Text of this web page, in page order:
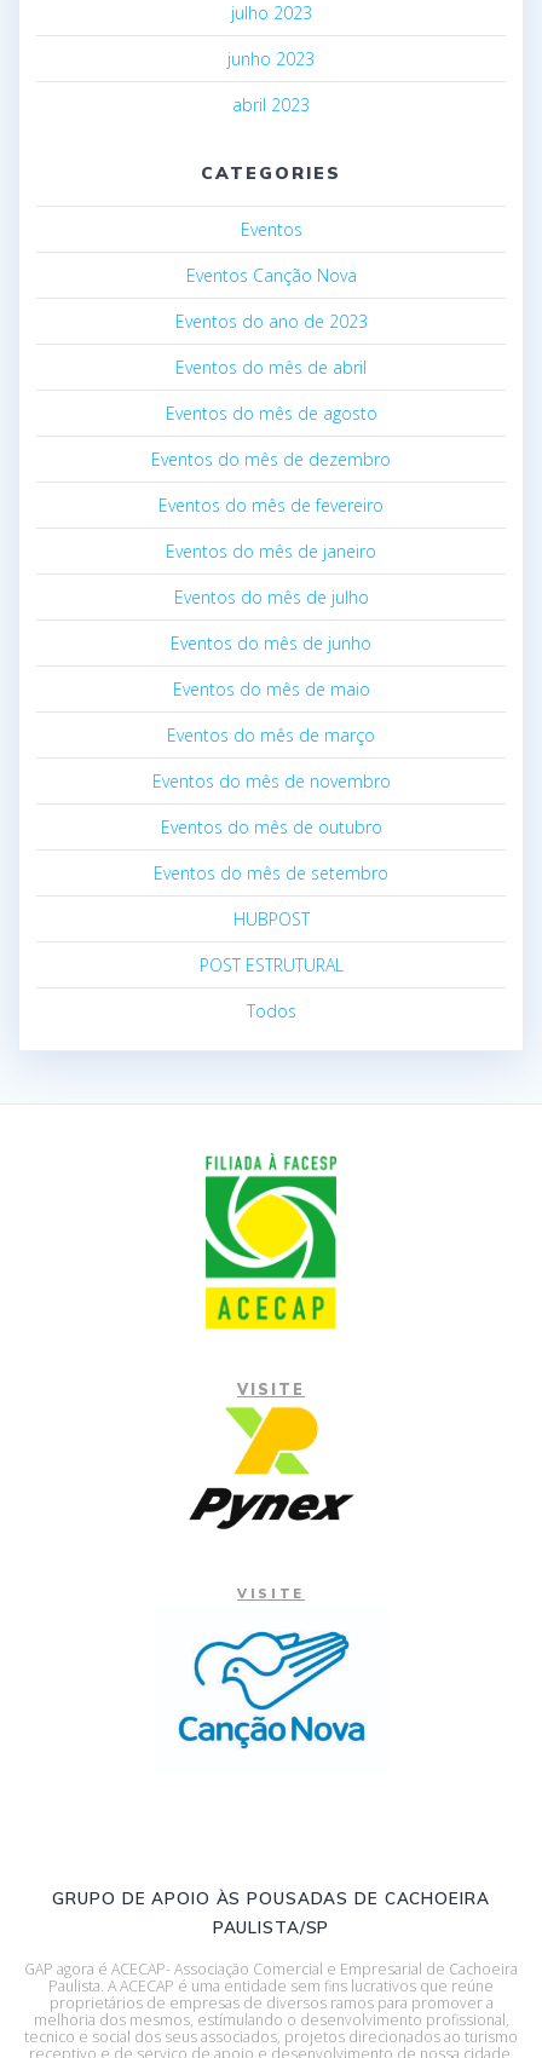
julho 2023
junho 2023
abril 2023
CATEGORIES
Eventos
Eventos Canção Nova
Eventos do ano de 2023
Eventos do mês de abril
Eventos do mês de agosto
Eventos do mês de dezembro
Eventos do mês de fevereiro
Eventos do mês de janeiro
Eventos do mês de julho
Eventos do mês de junho
Eventos do mês de maio
Eventos do mês de março
Eventos do mês de novembro
Eventos do mês de outubro
Eventos do mês de setembro
HUBPOST
POST ESTRUTURAL
Todos
GRUPO DE APOIO ÀS POUSADAS DE CACHOEIRA
PAULISTA/SP
GAP agora é ACECAP- Associação Comercial e Empresarial de Cachoeira
Paulista. A ACECAP é uma entidade sem fins lucrativos que reúne
proprietários de empresas de diversos ramos para promover a
melhoria dos mesmos, estímulando o desenvolvimento profissional,
tecnico e social dos seus associados, projetos direcionados ao turismo
receptivo e de serviço de apoio e desenvolvimento de nossa cidade.
VISITE
VISITE